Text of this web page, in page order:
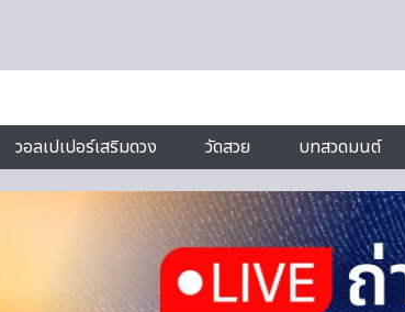
วอลเปเปอร์เสริมดวง วัดสวย บทสวดมนต์